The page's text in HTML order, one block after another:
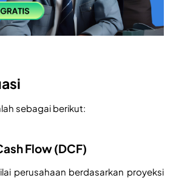
sebagai berikut:
Flow (DCF)
perusahaan berdasarkan proyeksi